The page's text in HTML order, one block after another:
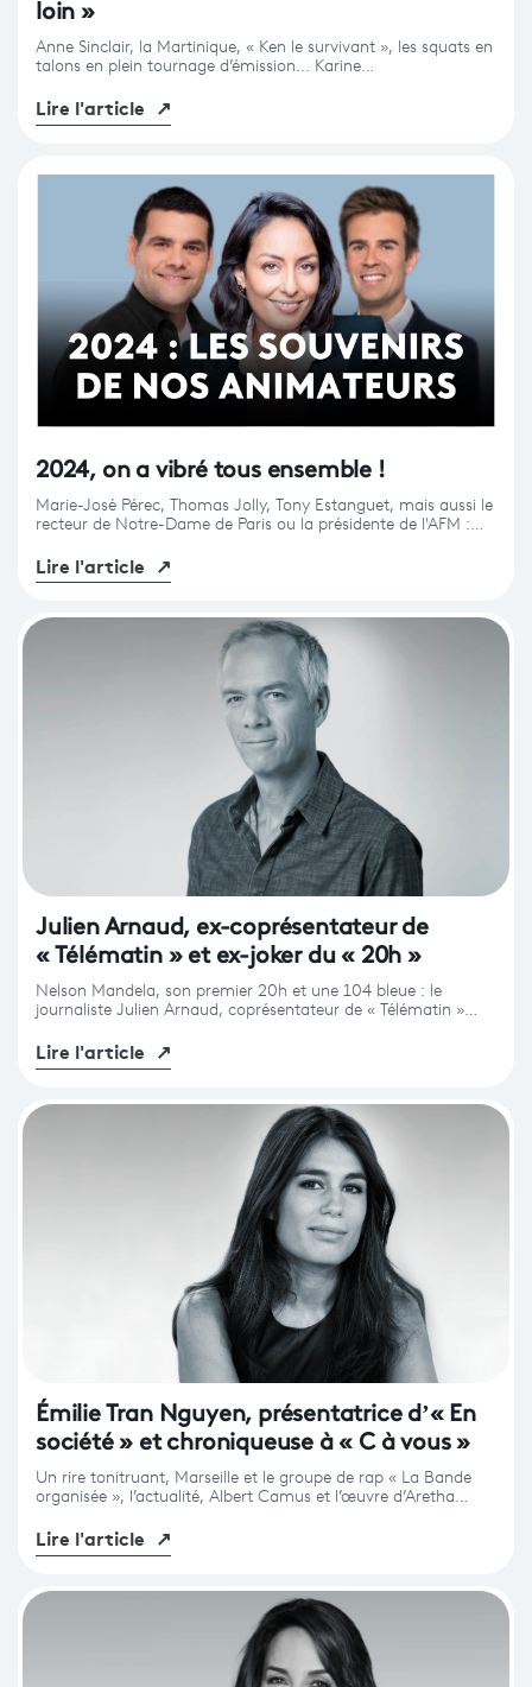
loin »
Anne Sinclair, la Martinique, « Ken le survivant », les squats en
talons en plein tournage d’émission... Karine…
Lire l'article ↗
2024, on a vibré tous ensemble !
Marie-José Pérec, Thomas Jolly, Tony Estanguet, mais aussi le
recteur de Notre-Dame de Paris ou la présidente de l'AFM :…
Lire l'article ↗
Julien Arnaud, ex-coprésentateur de
« Télématin » et ex-joker du « 20h »
Nelson Mandela, son premier 20h et une 104 bleue : le
journaliste Julien Arnaud, coprésentateur de « Télématin »…
Lire l'article ↗
Émilie Tran Nguyen, présentatrice d’« En
société » et chroniqueuse à « C à vous »
Un rire tonitruant, Marseille et le groupe de rap « La Bande
organisée », l’actualité, Albert Camus et l’œuvre d’Aretha…
Lire l'article ↗